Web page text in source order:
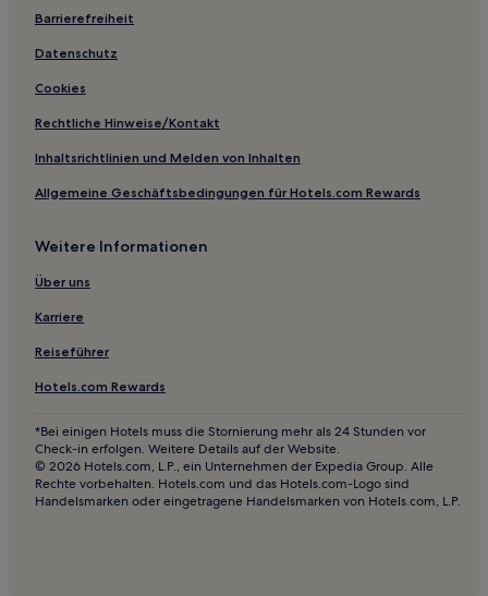
Hotels nahe Bahnhof Pinhoe
Woodbury Hotels
Hotels nahe Pynes Hill Estate
Hotels nahe S W Coast Path
Beesands Hotels
Hotels nahe Westpoint Arena
Hotels nahe Historisches Salcombe
Dunchideock Hotels
Loddiswell Hotels
Wrangaton Hotels
Hotels nahe Challaborough Beach
B&B in Dartmouth
Ferienwohnungen in Torquay
Ferienwohnungen in University of Exeter
Ferienwohnungen in Exeter
Barrierefreiheit
Datenschutz
Cookies
Rechtliche Hinweise/Kontakt
Inhaltsrichtlinien und Melden von Inhalten
Allgemeine Geschäftsbedingungen für Hotels.com Rewards
Weitere Informationen
Über uns
Karriere
Reiseführer
Hotels.com Rewards
*Bei einigen Hotels muss die Stornierung mehr als 24 Stunden vor
Check-in erfolgen. Weitere Details auf der Website.
© 2026 Hotels.com, L.P., ein Unternehmen der Expedia Group. Alle
Rechte vorbehalten. Hotels.com und das Hotels.com-Logo sind
Handelsmarken oder eingetragene Handelsmarken von Hotels.com, L.P.